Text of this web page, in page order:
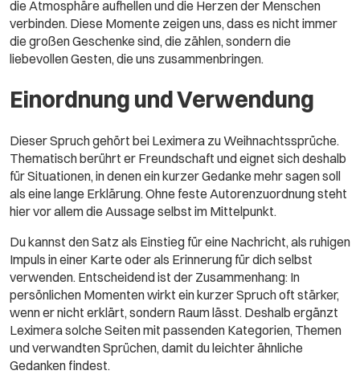
die Atmosphäre aufhellen und die Herzen der Menschen
verbinden. Diese Momente zeigen uns, dass es nicht immer
die großen Geschenke sind, die zählen, sondern die
liebevollen Gesten, die uns zusammenbringen.
Einordnung und Verwendung
Dieser Spruch gehört bei Leximera zu Weihnachtssprüche.
Thematisch berührt er Freundschaft und eignet sich deshalb
für Situationen, in denen ein kurzer Gedanke mehr sagen soll
als eine lange Erklärung. Ohne feste Autorenzuordnung steht
hier vor allem die Aussage selbst im Mittelpunkt.
Du kannst den Satz als Einstieg für eine Nachricht, als ruhigen
Impuls in einer Karte oder als Erinnerung für dich selbst
verwenden. Entscheidend ist der Zusammenhang: In
persönlichen Momenten wirkt ein kurzer Spruch oft stärker,
wenn er nicht erklärt, sondern Raum lässt. Deshalb ergänzt
Leximera solche Seiten mit passenden Kategorien, Themen
und verwandten Sprüchen, damit du leichter ähnliche
Gedanken findest.